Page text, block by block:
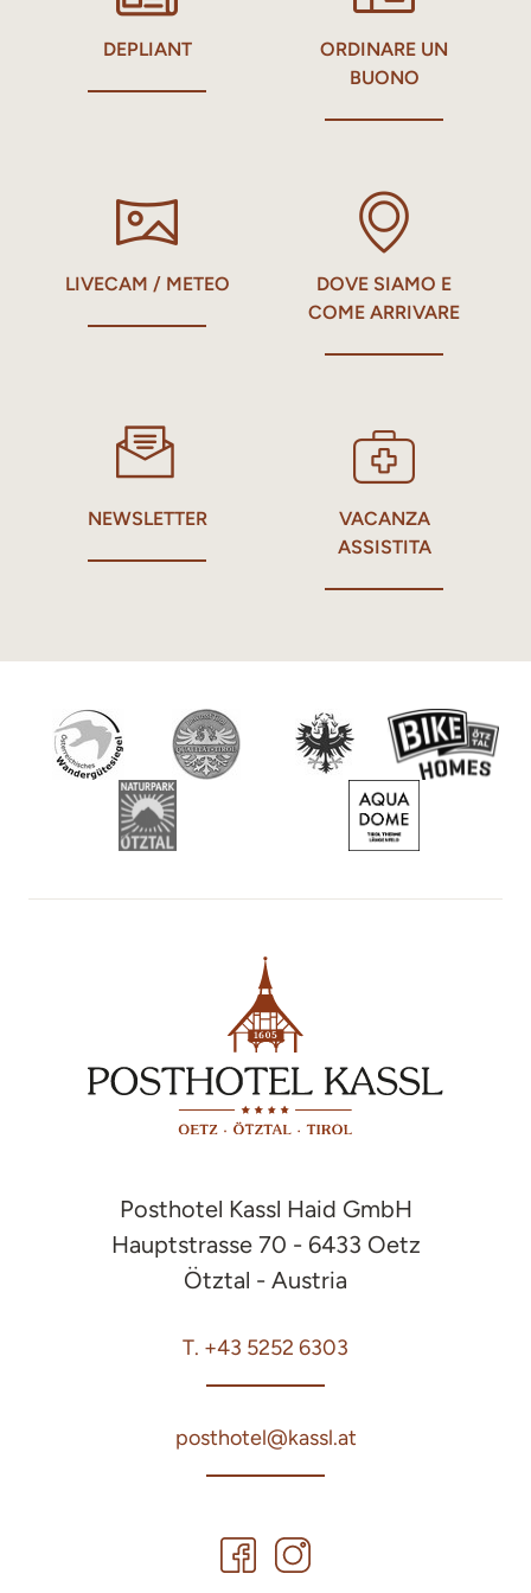
DEPLIANT
ORDINARE UN
BUONO
LIVECAM / METEO
DOVE SIAMO E
COME ARRIVARE
NEWSLETTER
VACANZA
ASSISTITA
Posthotel Kassl Haid GmbH
Hauptstrasse 70 - 6433 Oetz
Ötztal - Austria
T. +43 5252 6303
posthotel@kassl.at